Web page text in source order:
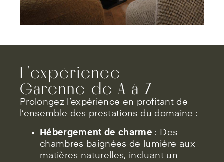
L'expérience
Garenne de A à Z
Prolongez l’expérience en profitant de
l’ensemble des prestations du domaine :
Hébergement de charme : Des
chambres baignées de lumière aux
matières naturelles, incluant un